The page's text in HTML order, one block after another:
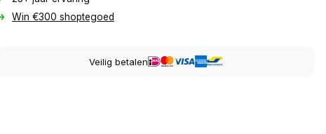
Win €300 shoptegoed
Veilig betalen